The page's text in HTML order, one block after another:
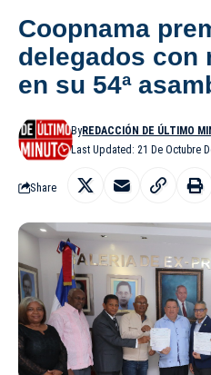
Coopnama
delegados con
en su 54ª
Last Updated: 21 De Octubre
ByREDACCIÓN DE ÚLTIMO
Share